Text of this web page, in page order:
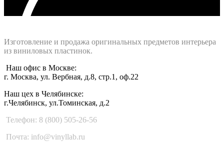
Изготовление и продажа оригинальных предметов интерьера
из виниловых пластинок.
Наш офис в Москве:
г. Москва, ул. Вербная, д.8, стр.1, оф.22
Наш цех в Челябинске:
г.Челябинск, ул.Томинская, д.2
Телефон: 8 (800) 505-26-56
Почта: info@vinyllab.ru